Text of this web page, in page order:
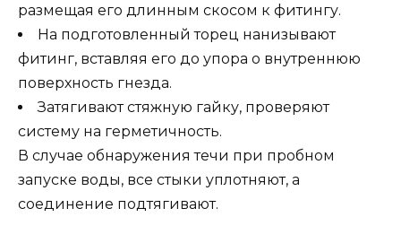
размещая его длинным скосом к фитингу.
На подготовленный торец нанизывают
фитинг, вставляя его до упора о внутреннюю
поверхность гнезда.
Затягивают стяжную гайку, проверяют
систему на герметичность.
В случае обнаружения течи при пробном
запуске воды, все стыки уплотняют, а
соединение подтягивают.